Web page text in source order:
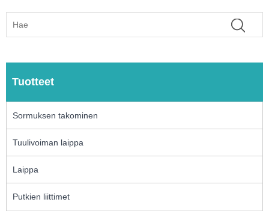
Tuotteet
Sormuksen takominen
Tuulivoiman laippa
Laippa
Putkien liittimet